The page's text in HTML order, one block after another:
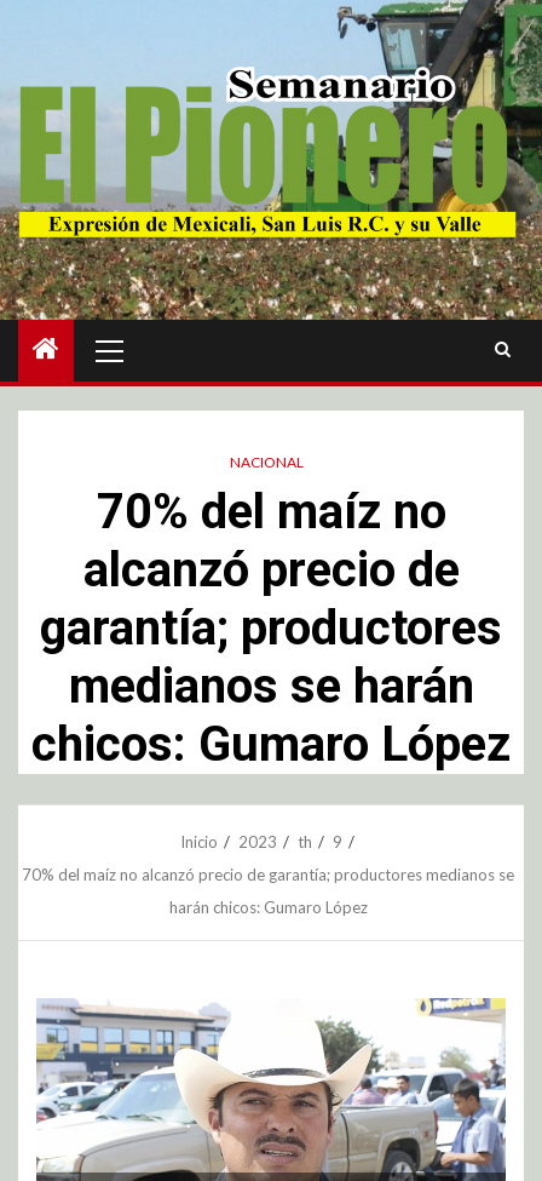
NACIONAL
70% del maíz no
alcanzó precio de
garantía; productores
medianos se harán
chicos: Gumaro López
Inicio 2023 th
9
70% del maíz no alcanzó precio de garantía; productores medianos se
harán chicos: Gumaro López